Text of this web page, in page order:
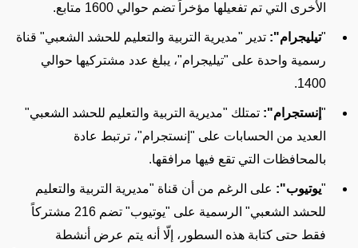
الأخرى التي تم تفعيلها مؤخراً تضم حوالي 1600 متابع.
"تيليجرام": تدير "مديرية التربية والتعليم للحشد الشعبي" قناة
رسمية واحدة على "تيليجرام"، يبلغ عدد مشتركيها حوالي
1400.
" إنستجرام": تمتلك "مديرية التربية والتعليم للحشد الشعبي"
العديد من الحسابات على "إنستجرام"، ترتبط عادة
بالمحافظات التي تقع فيها مرافقها.
"يوتيوب": على الرغم من أن قناة "مديرية التربية والتعليم
للحشد الشعبي" الرسمية على "يوتيوب" تضم
216 مشتركاً
فقط حتى كتابة هذه السطور، إلّا أنه يتم عرض أنشطة